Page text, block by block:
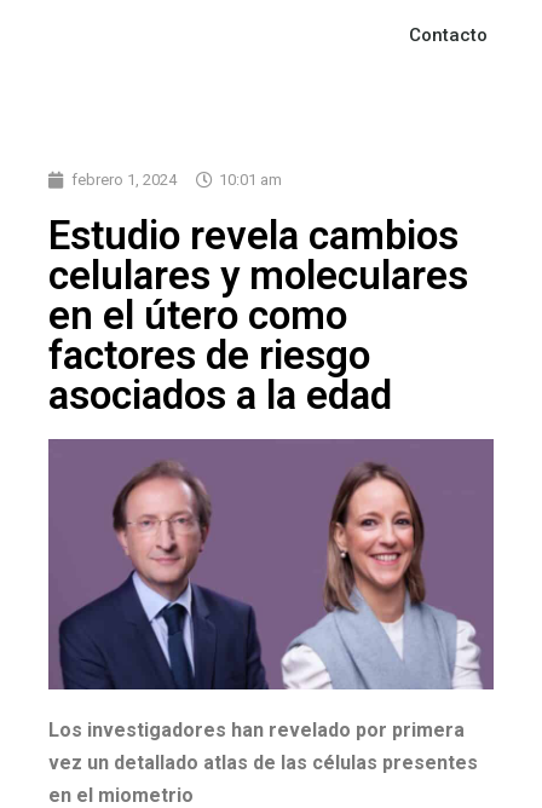
Contacto
febrero 1, 2024 10:01 am
Estudio revela cambios
celulares y moleculares
en el útero como
factores de riesgo
asociados a la edad
Los investigadores han revelado por primera
vez un detallado atlas de las células presentes
en el miometrio